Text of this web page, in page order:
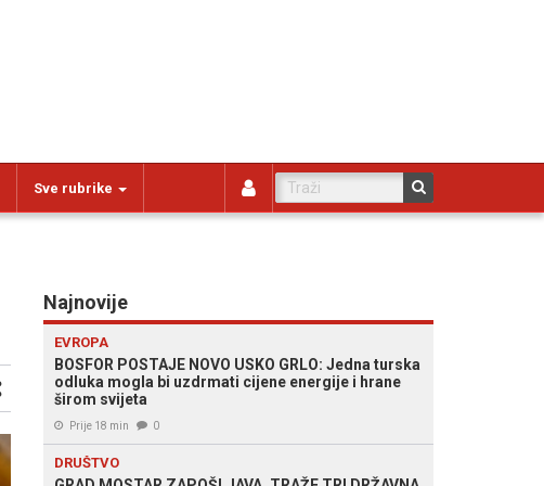
Sve rubrike
Najnovije
EVROPA
BOSFOR POSTAJE NOVO USKO GRLO: Jedna turska
odluka mogla bi uzdrmati cijene energije i hrane
širom svijeta
Prije 18 min 0
DRUŠTVO